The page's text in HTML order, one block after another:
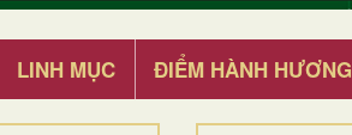
LINH MỤC ĐIỂM HÀNH HƯƠNG